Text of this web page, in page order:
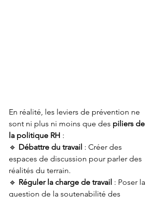
En réalité, les leviers de prévention ne
sont ni plus ni moins que des piliers de
la politique RH :
🔹 Débattre du travail : Créer des
espaces de discussion pour parler des
réalités du terrain.
🔹 Réguler la charge de travail : Poser la
question de la soutenabilité des